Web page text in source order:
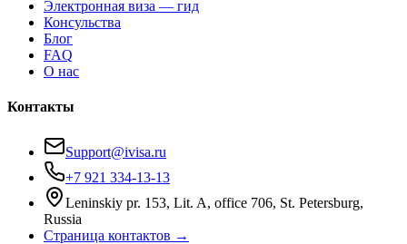
Электронная виза — гид
Консульства
Блог
FAQ
О нас
Контакты
Support@ivisa.ru
+7 921 334-13-13
Leninskiy pr. 153, Lit. A, office 706, St. Petersburg,
Russia
Страница контактов →